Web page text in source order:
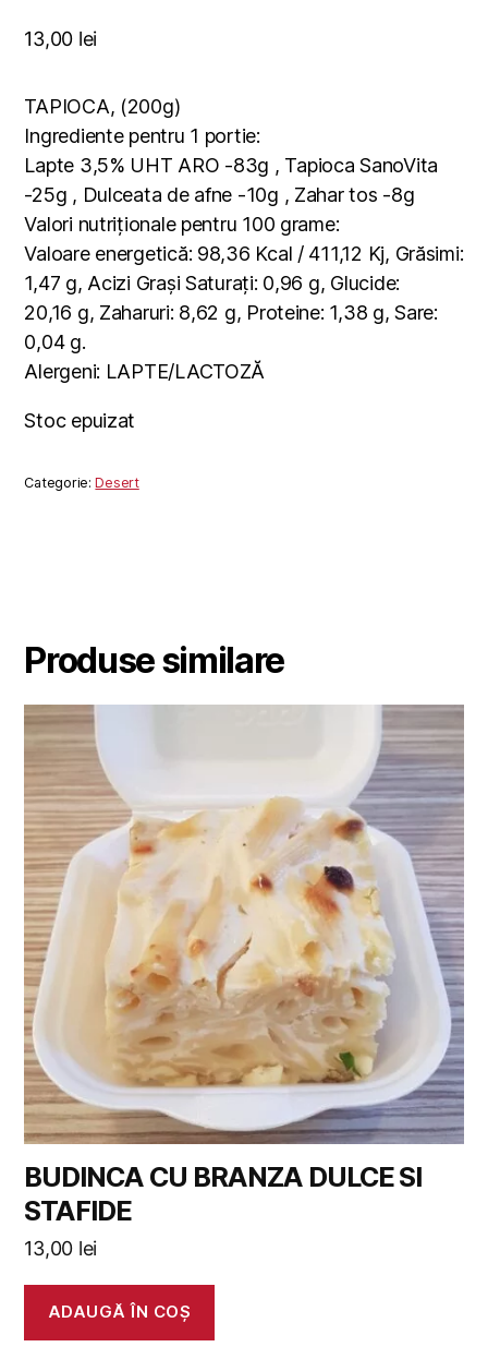
13,00 lei
TAPIOCA, (200g)
Ingrediente pentru 1 portie:
Lapte 3,5% UHT ARO -83g , Tapioca SanoVita
-25g , Dulceata de afne -10g , Zahar tos -8g
Valori nutriționale pentru 100 grame:
Valoare energetică: 98,36 Kcal / 411,12 Kj, Grăsimi:
1,47 g, Acizi Grași Saturați: 0,96 g, Glucide:
20,16 g, Zaharuri: 8,62 g, Proteine: 1,38 g, Sare:
0,04 g.
Alergeni: LAPTE/LACTOZĂ
Stoc epuizat
Categorie:Desert
Produse similare
BUDINCA CU BRANZA DULCE SI
STAFIDE
13,00 lei
ADAUGĂ ÎN COȘ